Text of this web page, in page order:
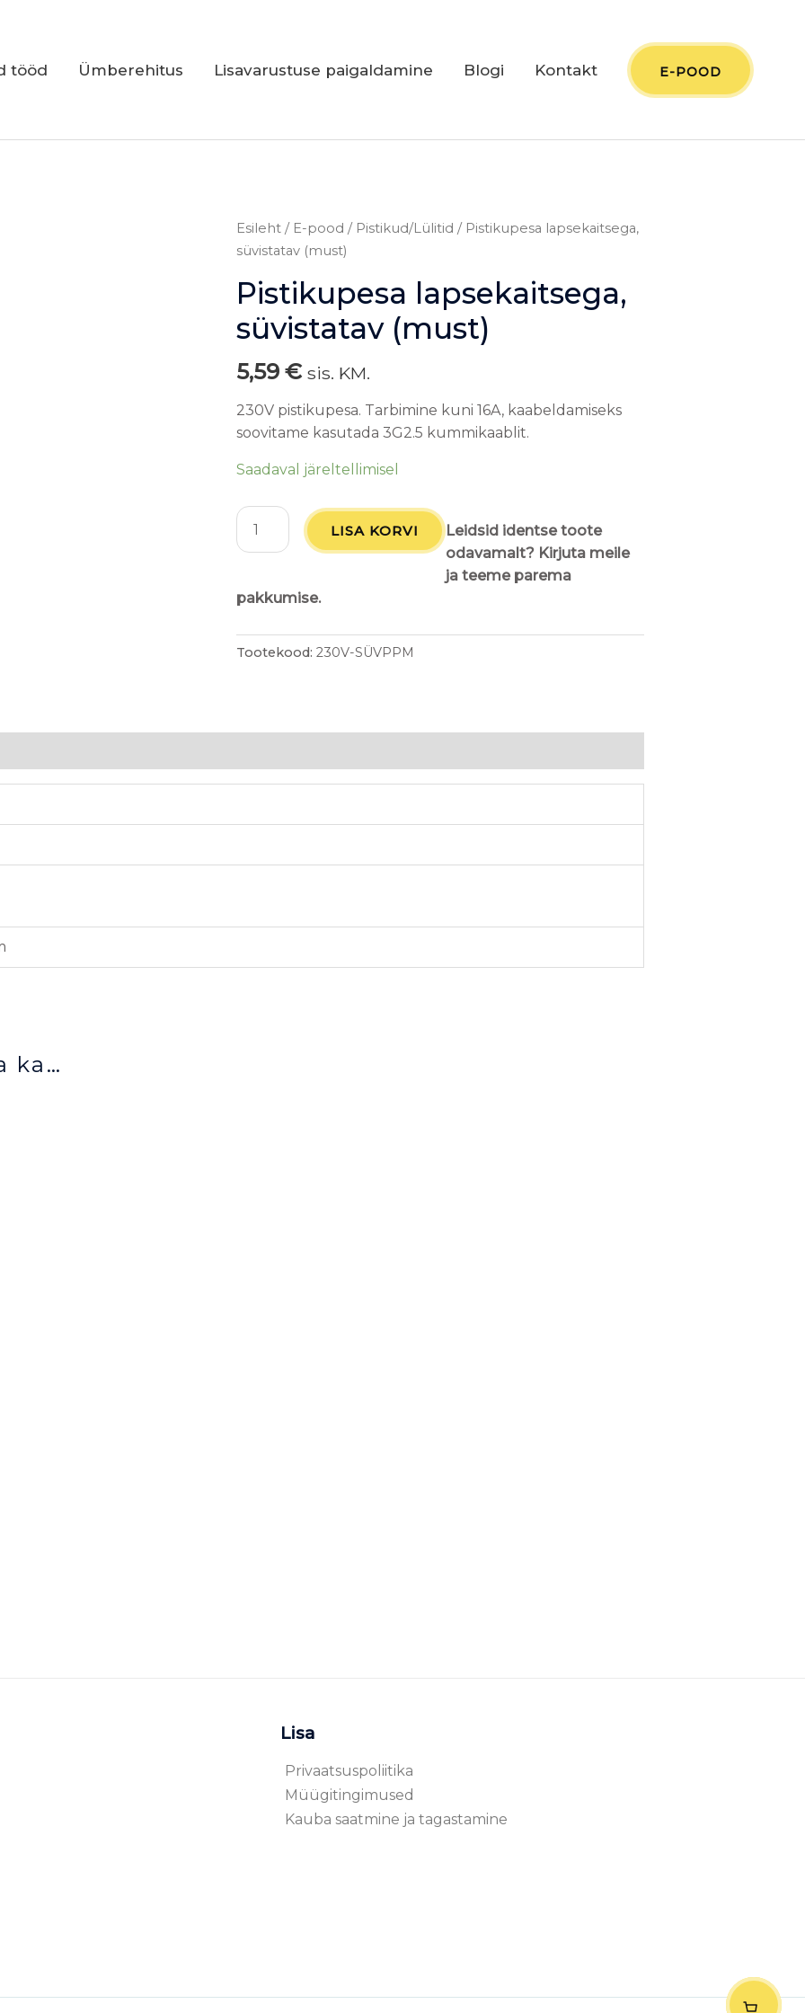
tööd Ümberehitus Lisavarustuse paigaldamine Blogi Kontakt E-POOD
Esileht / E-pood / Pistikud/Lülitid / Pistikupesa lapsekaitsega,
süvistatav (must)
Pistikupesa lapsekaitsega,
süvistatav (must)
5,59€ sis. KM.
230V pistikupesa. Tarbimine kuni 16A, kaabeldamiseks
soovitame kasutada 3G2.5 kummikaablit.
Saadaval järeltellimisel
Pistikupesa
lapsekaitsega,
(must)
kogus
LISA KORVI
Leidsid identse toote
odavamalt? Kirjuta meile
ja teeme parema
pakkumise.
Tootekood:230V-SÜVPPM
ka…
Lisa
Privaatsuspoliitika
Müügitingimused
Kauba saatmine ja tagastamine